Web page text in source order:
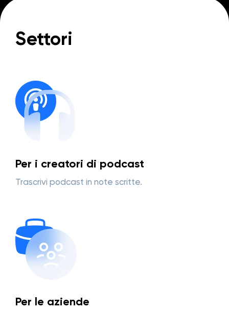
Settori
Per i creatori di podcast
Trascrivi podcast in note scritte.
Per le aziende